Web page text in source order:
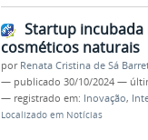
Startup incubada
cosméticos naturais
por Renata Cristina de Sá
— publicado 30/10/2024 —
— registrado em: Inovação,
Localizado em Notícias